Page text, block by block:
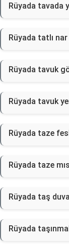
Rüyada tavada
Rüyada tatlı nar
Rüyada tavuk
Rüyada tavuk
Rüyada taze
Rüyada taze
Rüyada taş
Rüyada